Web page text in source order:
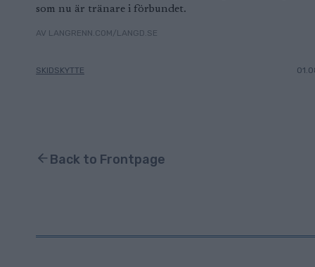
som nu är tränare i förbundet.
AV LANGRENN.COM/LANGD.SE
SKIDSKYTTE
Back to Frontpage